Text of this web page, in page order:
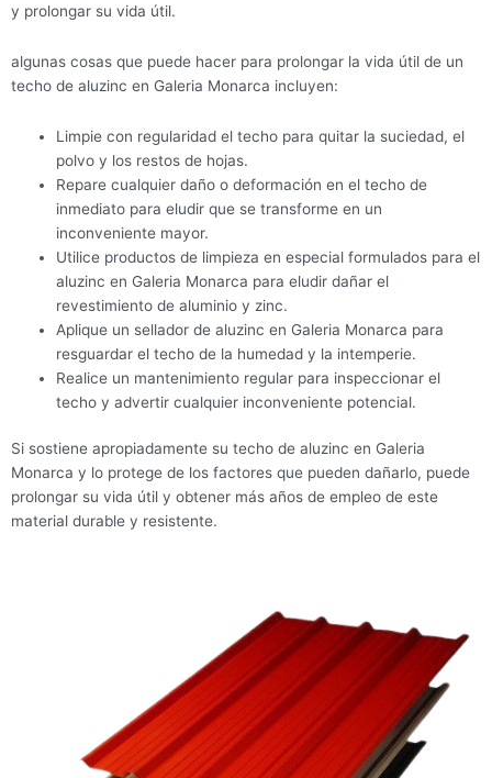
y prolongar su vida útil.
algunas cosas que puede hacer para prolongar la vida útil de un
techo de aluzinc en Galeria Monarca incluyen:
Limpie con regularidad el techo para quitar la suciedad, el
polvo y los restos de hojas.
Repare cualquier daño o deformación en el techo de
inmediato para eludir que se transforme en un
inconveniente mayor.
Utilice productos de limpieza en especial formulados para el
aluzinc en Galeria Monarca para eludir dañar el
revestimiento de aluminio y zinc.
Aplique un sellador de aluzinc en Galeria Monarca para
resguardar el techo de la humedad y la intemperie.
Realice un mantenimiento regular para inspeccionar el
techo y advertir cualquier inconveniente potencial.
Si sostiene apropiadamente su techo de aluzinc en Galeria
Monarca y lo protege de los factores que pueden dañarlo, puede
prolongar su vida útil y obtener más años de empleo de este
material durable y resistente.